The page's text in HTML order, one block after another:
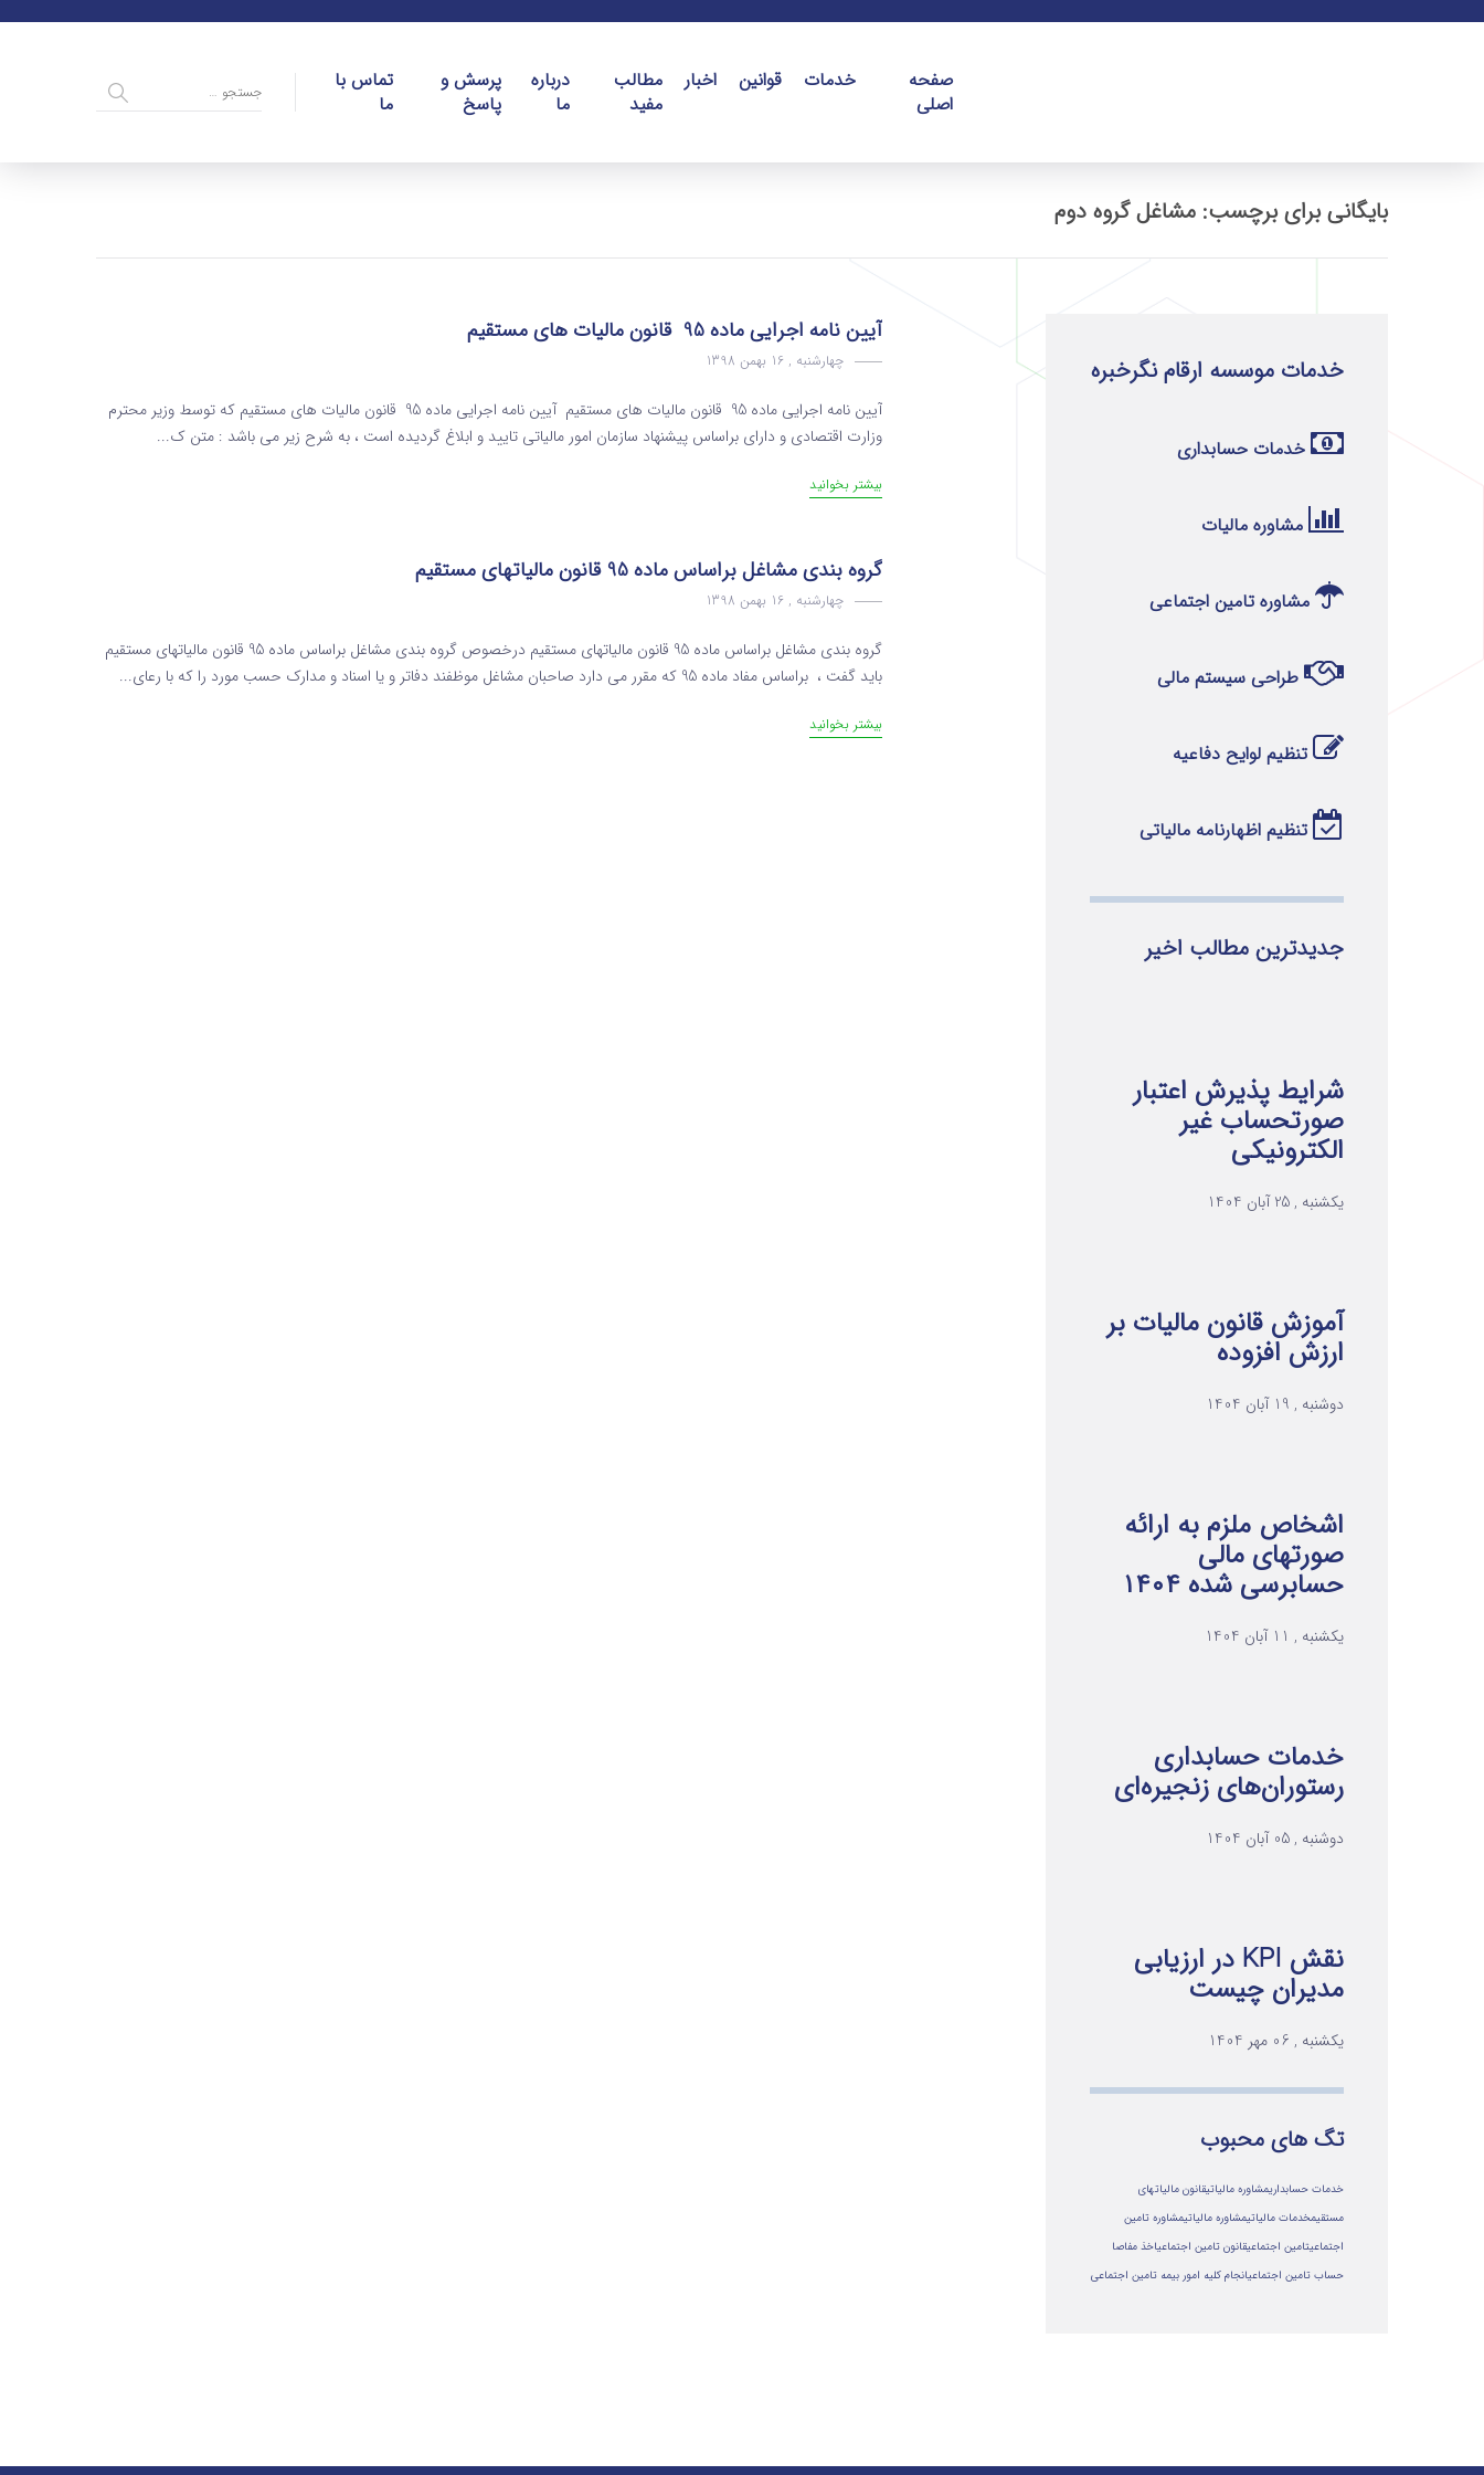
صفحه
اصلی
خدمات قوانین اخبار
مطالب
مفید
درباره
ما
پرسش و
پاسخ
تماس با
ما
بایگانی برای برچسب: مشاغل گروه دوم
آیین نامه اجرایی ماده 95 قانون مالیات های مستقیم
چهارشنبه , 16 بهمن 1398
آیین نامه اجرایی ماده 95 قانون مالیات های مستقیم آیین نامه اجرایی ماده 95 قانون مالیات های مستقیم که توسط وزیر محترم
وزارت اقتصادی و دارای براساس پیشنهاد سازمان امور مالیاتی تایید و ابلاغ گردیده است ، به شرح زیر می باشد : متن ک...
بیشتر بخوانید
گروه بندی مشاغل براساس ماده 95 قانون مالیاتهای مستقیم
چهارشنبه , 16 بهمن 1398
گروه بندی مشاغل براساس ماده 95 قانون مالیاتهای مستقیم درخصوص گروه بندی مشاغل براساس ماده 95 قانون مالیاتهای مستقیم
باید گفت ، براساس مفاد ماده 95 که مقرر می دارد صاحبان مشاغل موظفند دفاتر و یا اسناد و مدارک حسب مورد را که با رعای...
بیشتر بخوانید
خدمات موسسه ارقام نگرخبره
خدمات حسابداری
مشاوره مالیات
مشاوره تامین اجتماعی
طراحی سیستم مالی
تنظیم لوایح دفاعیه
تنظیم اظهارنامه مالیاتی
جدیدترین مطالب اخیر
شرایط پذیرش اعتبار
صورتحساب غیر
الکترونیکی
یکشنبه , 25 آبان 1404
آموزش قانون مالیات بر
ارزش افزوده
دوشنبه , 19 آبان 1404
اشخاص ملزم به ارائه
صورتهای مالی
حسابرسی شده ۱۴۰۴
یکشنبه , 11 آبان 1404
خدمات حسابداری
رستوران‌های زنجیره‌ای
دوشنبه , 05 آبان 1404
نقش KPI در ارزیابی
مدیران چیست
یکشنبه , 06 مهر 1404
تگ های محبوب
خدمات حسابداریمشاوره مالیاتیقانون مالیاتهای
مستقیمخدمات مالیاتیمشاوره مالياتيمشاوره تامین
اجتماعیتامین اجتماعیقانون تامین اجتماعیاخذ مفاصا
حساب تامین اجتماعیانجام کلیه امور بیمه تامین اجتماعی